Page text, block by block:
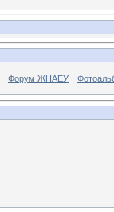
Форум ЖНАЕУ